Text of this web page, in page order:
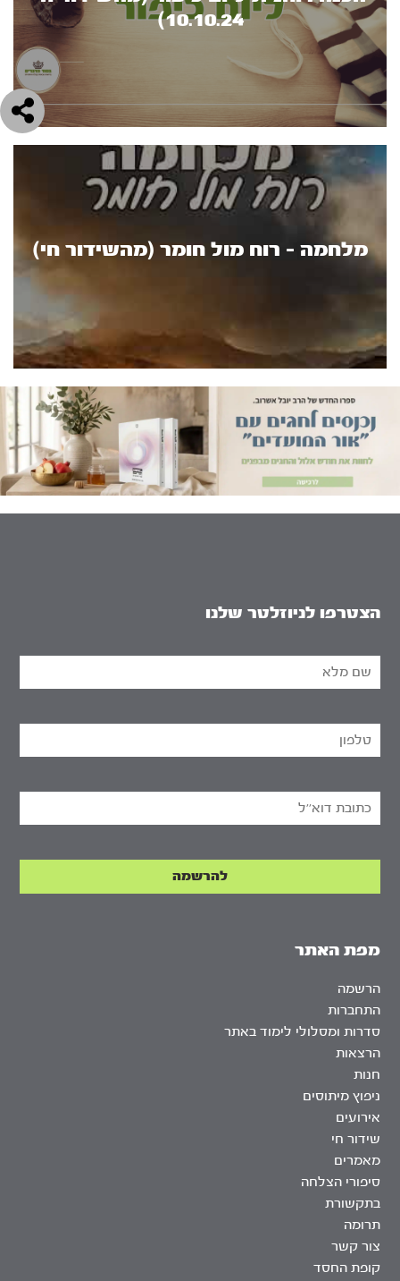
10.10.24)
מלחמה - רוח מול חומר (מהשידור חי)
מפת האתר
הרשמה
התחברות
סדרות ומסלולי לימוד באתר
הרצאות
חנות
ניפוץ מיתוסים
אירועים
שידור חי
מאמרים
סיפורי הצלחה
בתקשורת
תרומה
צור קשר
קופת החסד
הצטרפו לניוזלטר שלנו